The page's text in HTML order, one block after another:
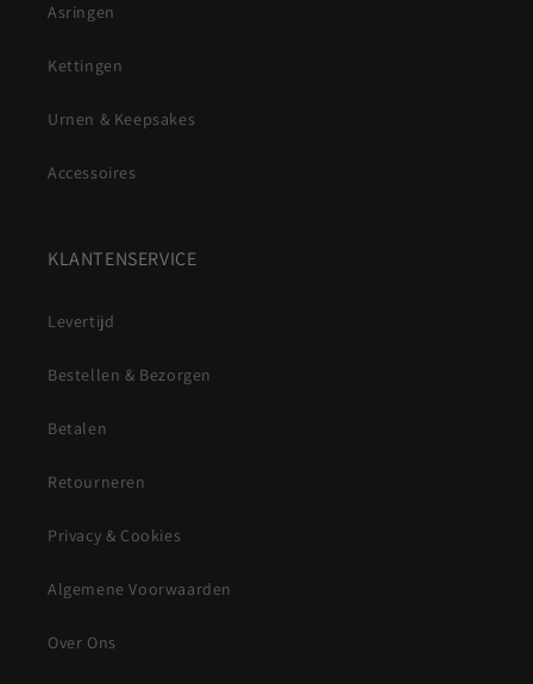
Asringen
Kettingen
Urnen & Keepsakes
Accessoires
KLANTENSERVICE
Levertijd
Bestellen & Bezorgen
Betalen
Retourneren
Privacy & Cookies
Algemene Voorwaarden
Over Ons